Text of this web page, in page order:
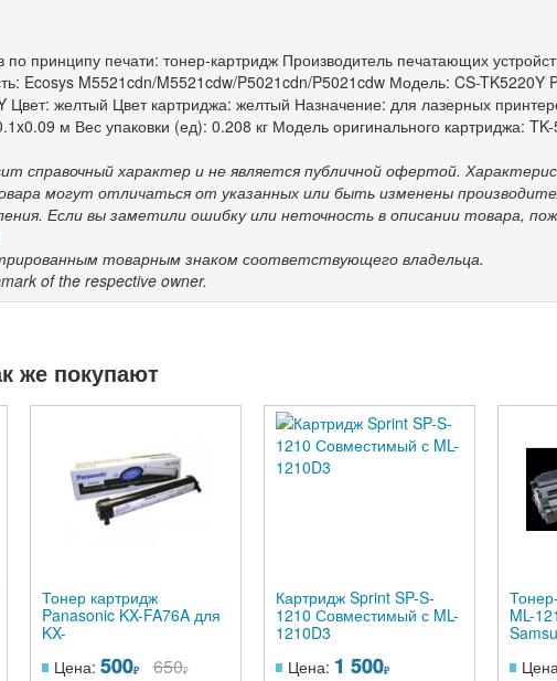
по принципу печати: тонер-картридж Производитель печатающих
Ecosys M5521cdn/M5521cdw/P5021cdn/P5021cdw Модель: CS-TK5220Y
Цвет: желтый Цвет картриджа: желтый Назначение: для лазерных
м Вес упаковки (ед): 0.208 кг Модель оригинального картриджа:
справочный характер и не является публичной офертой.
могут отличаться от указанных или быть изменены
Если вы заметили ошибку или неточность в описании товара,
товарным знаком соответствующего владельца.
of the respective owner.
же покупают
Тонер картридж
Panasonic KX-FA76A для
KX-
(2 000 стр)
Цена: 500 650
Картридж Sprint SP-S-
1210 Совместимый с ML-
1210D3
Цена: 1 500
ML-